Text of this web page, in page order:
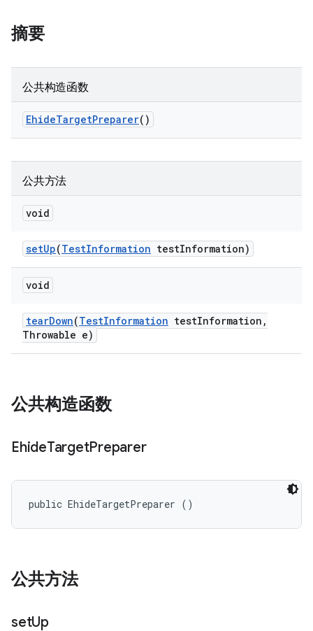
摘要
公共构造函数
EhideTargetPreparer()
公共方法
void
setUp(TestInformation testInformation)
void
tearDown(TestInformation testInformation ,
Throwable e)
公共构造函数
EhideTargetPreparer
public EhideTargetPreparer ()
公共方法
setUp